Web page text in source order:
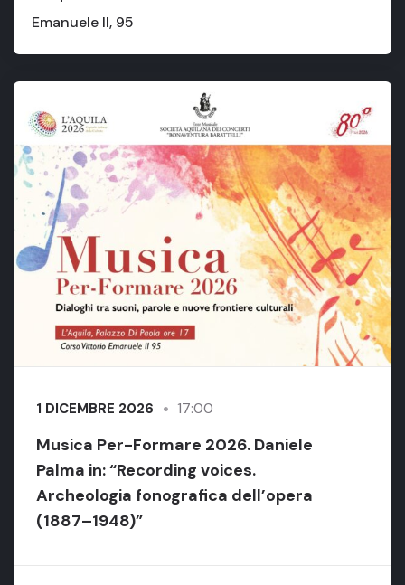
Emanuele II, 95
1 DICEMBRE 2026 17:00
Musica Per-Formare 2026. Daniele
Palma in: “Recording voices.
Archeologia fonografica dell’opera
(1887–1948)”